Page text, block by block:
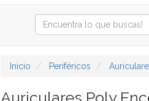
Inicio Periféricos
Auriculares Poly